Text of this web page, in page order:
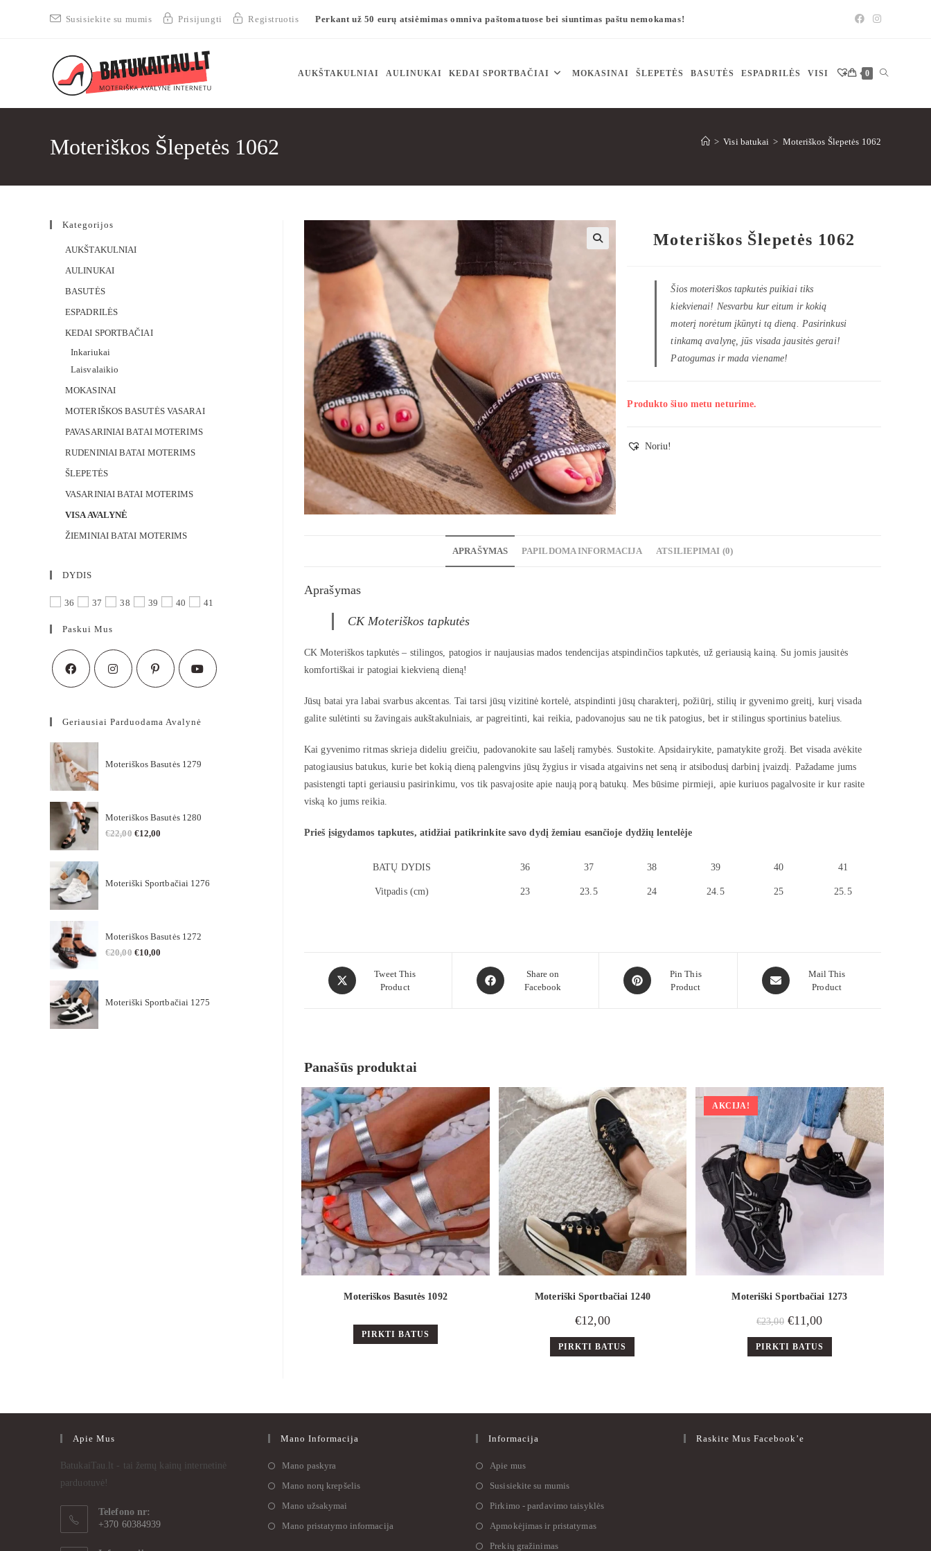
Susisiekite su mumis Prisijungti Registruotis Perkant už 50 eurų atsiėmimas omniva paštomatuose bei siuntimas paštu nemokamas!
AUKŠTAKULNIAI AULINUKAI KEDAI SPORTBAČIAI MOKASINAI ŠLEPETĖS BASUTĖS ESPADRILĖS VISI 0
Moteriškos Šlepetės 1062 > Visi batukai > Moteriškos Šlepetės 1062
Moteriškos Šlepetės 1062
Šios moteriškos tapkutės puikiai tiks
kiekvienai! Nesvarbu kur eitum ir kokią
moterį norėtum įkūnyti tą dieną. Pasirinkusi
tinkamą avalynę, jūs visada jausitės gerai!
Patogumas ir mada viename!
Produkto šiuo metu neturime.
Noriu!
APRAŠYMAS PAPILDOMA INFORMACIJA ATSILIEPIMAI (0)
Aprašymas
CK Moteriškos tapkutės
CK Moteriškos tapkutės – stilingos, patogios ir naujausias mados tendencijas atspindinčios tapkutės, už geriausią kainą. Su jomis jausitės
komfortiškai ir patogiai kiekvieną dieną!
Jūsų batai yra labai svarbus akcentas. Tai tarsi jūsų vizitinė kortelė, atspindinti jūsų charakterį, požiūrį, stilių ir gyvenimo greitį, kurį visada
galite sulėtinti su žavingais aukštakulniais, ar pagreitinti, kai reikia, padovanojus sau ne tik patogius, bet ir stilingus sportinius batelius.
Kai gyvenimo ritmas skrieja dideliu greičiu, padovanokite sau lašelį ramybės. Sustokite. Apsidairykite, pamatykite grožį. Bet visada avėkite
patogiausius batukus, kurie bet kokią dieną palengvins jūsų žygius ir visada atgaivins net seną ir atsibodusį darbinį įvaizdį. Pažadame jums
pasistengti tapti geriausiu pasirinkimu, vos tik pasvajosite apie naują porą batukų. Mes būsime pirmieji, apie kuriuos pagalvosite ir kur rasite
viską ko jums reikia.
Prieš įsigydamos tapkutes, atidžiai patikrinkite savo dydį žemiau esančioje dydžių lentelėje
BATŲ DYDIS 36 37 38 39 40 41
Vitpadis (cm) 23 23.5 24 24.5 25 25.5
Tweet This
Product
Share on
Facebook
Pin This
Product
Mail This
Product
Panašūs produktai
Moteriškos Basutės 1092
PIRKTI BATUS
Moteriški Sportbačiai 1240
€12,00
PIRKTI BATUS
AKCIJA!
Moteriški Sportbačiai 1273
€23,00 €11,00
PIRKTI BATUS
Kategorijos
AUKŠTAKULNIAI
AULINUKAI
BASUTĖS
ESPADRILĖS
KEDAI SPORTBAČIAI
Inkariukai
Laisvalaikio
MOKASINAI
MOTERIŠKOS BASUTĖS VASARAI
PAVASARINIAI BATAI MOTERIMS
RUDENINIAI BATAI MOTERIMS
ŠLEPETĖS
VASARINIAI BATAI MOTERIMS
VISA AVALYNĖ
ŽIEMINIAI BATAI MOTERIMS
DYDIS
36 37 38 39 40 41
Paskui Mus
Geriausiai Parduodama Avalynė
Moteriškos Basutės 1279
Moteriškos Basutės 1280
€22,00 €12,00
Moteriški Sportbačiai 1276
Moteriškos Basutės 1272
€20,00 €10,00
Moteriški Sportbačiai 1275
Apie Mus
BatukaiTau.lt - tai žemų kainų internetinė
parduotuvė!
Telefono nr:
+370 60384939
Mano Informacija
Mano paskyra
Mano norų krepšelis
Mano užsakymai
Mano pristatymo informacija
Informacija
Apie mus
Susisiekite su mumis
Pirkimo - pardavimo taisyklės
Apmokėjimas ir pristatymas
Prekių gražinimas
Raskite Mus Facebook’e